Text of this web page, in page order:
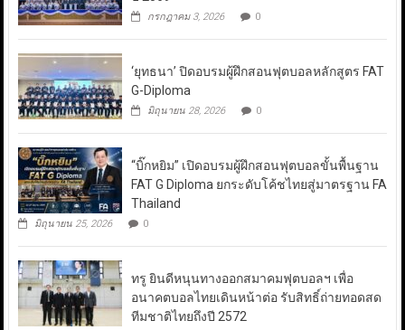
กรกฎาคม 3, 2026 0
‘ยุทธนา’ ปิดอบรมผู้ฝึกสอนฟุตบอลหลักสูตร FAT
G-Diploma
มิถุนายน 28, 2026 0
“บิ๊กหยิม” เปิดอบรมผู้ฝึกสอนฟุตบอลขั้นพื้นฐาน
FAT G Diploma ยกระดับโค้ชไทยสู่มาตรฐาน FA
Thailand
มิถุนายน 25, 2026 0
ทรู ยินดีหนุนทางออกสมาคมฟุตบอลฯ เพื่อ
อนาคตบอลไทยเดินหน้าต่อ รับสิทธิ์ถ่ายทอดสด
ทีมชาติไทยถึงปี 2572